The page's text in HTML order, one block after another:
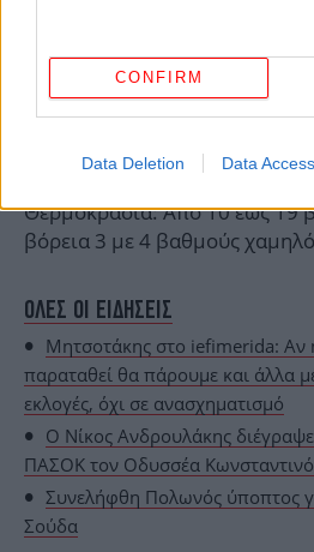
CONFIRM
Data Deletion Data Access
Άνεμοι: Από βόρειες
στο βόρειο Αιγαίο έως 6
Θερμοκρασία: Από 10 έως 19
βόρεια 3 με 4 βαθμούς
ΟΛΕΣ ΟΙ ΕΙΔΗΣΕΙΣ
Μητσοτάκης στο iefimerida: Αν
παραταθεί θα πάρουμε και άλλα
εκλογές, όχι σε ανασχηματισμό
Ο Νίκος Ανδρουλάκης
ΠΑΣΟΚ τον Οδυσσέα
Συνελήφθη Πολωνός ύποπτος
Σούδα